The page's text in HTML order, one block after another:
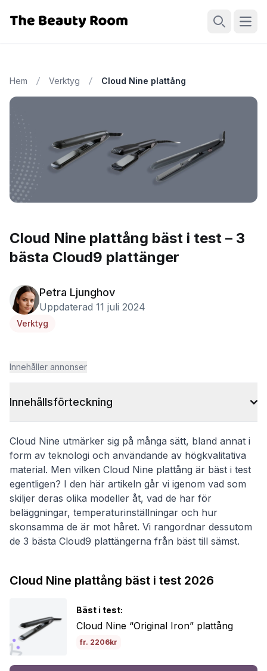
Hem Verktyg Cloud Nine plattång
Cloud Nine plattång bäst i test – 3
bästa Cloud9 plattänger
Petra Ljunghov
Uppdaterad 11 juli 2024
Verktyg
Innehåller annonser
Innehållsförteckning
Cloud Nine utmärker sig på många sätt, bland annat i
form av teknologi och användande av högkvalitativa
material. Men vilken Cloud Nine plattång är bäst i test
egentligen? I den här artikeln går vi igenom vad som
skiljer deras olika modeller åt, vad de har för
beläggningar, temperaturinställningar och hur
skonsamma de är mot håret. Vi rangordnar dessutom
de 3 bästa Cloud9 plattängerna från bäst till sämst.
Cloud Nine plattång bäst i test 2026
Bäst i test:
Cloud Nine “Original Iron” plattång
fr. 2206kr